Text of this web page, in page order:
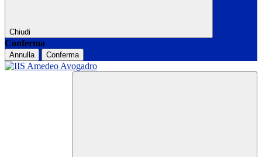
Chiudi
Conferma
Annulla Conferma